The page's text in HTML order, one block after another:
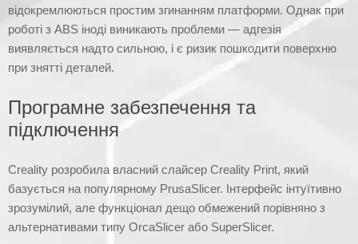
відокремлюються простим згинанням платформи. Однак при
роботі з ABS іноді виникають проблеми — адгезія
виявляється надто сильною, і є ризик пошкодити поверхню
при знятті деталей.
Програмне забезпечення та
підключення
Creality розробила власний слайсер Creality Print, який
базується на популярному PrusaSlicer. Інтерфейс інтуїтивно
зрозумілий, але функціонал дещо обмежений порівняно з
альтернативами типу OrcaSlicer або SuperSlicer.